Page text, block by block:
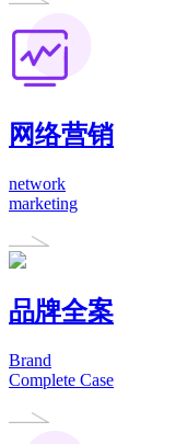
网络营销
network
marketing
品牌全案
Brand
Complete Case